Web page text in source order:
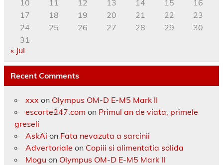
10
11 12 13 14 15
16
17
18 19 20 21 22
23
24
25 26 27 28 29
30
31
« Jul
Recent Comments
xxx on Olympus OM-D E-M5 Mark II
escorte247.com on Primul an de viata, primele
greseli
AskAi on Fata nevazuta a sarcinii
Advertoriale on Copiii si alimentatia solida
Mogu on Olympus OM-D E-M5 Mark II